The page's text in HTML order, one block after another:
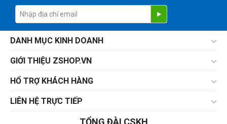
DANH MỤC KINH DOANH
GIỚI THIỆU ZSHOP.VN
HỔ TRỢ KHÁCH HÀNG
LIÊN HỆ TRỰC TIẾP
TỔNG ĐÀI CSKH